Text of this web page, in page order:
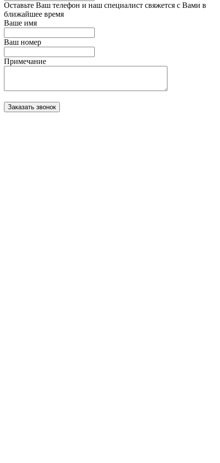
Оставьте Ваш телефон и наш специалист свяжется с Вами в
ближайшее время
Ваше имя
Ваш номер
Примечание